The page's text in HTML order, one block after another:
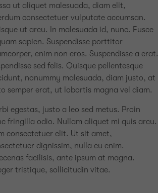
ut aliquet malesuada, diam elit,
consectetuer vulputate accumsan.
ut arcu. In malesuada id, nunc. Fusce
sapien. Suspendisse porttitor
enim non eros. Suspendisse a erat.
sed felis. Quisque pellentesque
nonummy malesuada, diam justo, at
semper erat, ut lobortis magna vel diam.
egestas, justo a leo sed metus. Proin
fringilla odio. Nullam aliquet mi quis arcu.
consectetuer elit. Ut sit amet,
dignissim, nulla eu enim.
facilisis, ante ipsum at magna.
tristique, sollicitudin vitae.